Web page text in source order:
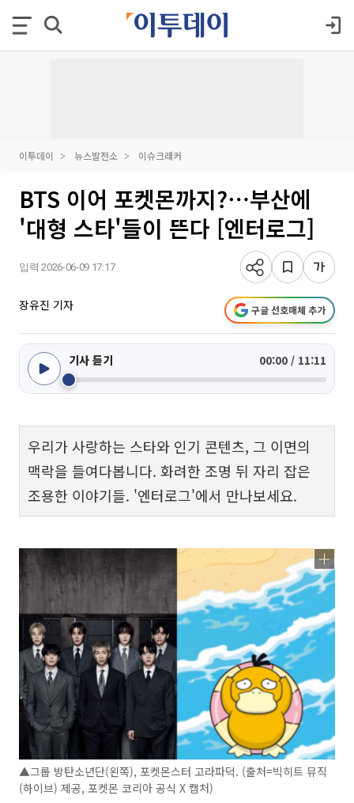
이투데이 뉴스발전소 이슈크래커
BTS 이어 포켓몬까지?⋯부산에
'대형 스타'들이 뜬다 [엔터로그]
입력 2026-06-09 17:17
장유진 기자 구글 선호매체 추가
기사 듣기 00:00 / 11:11
우리가 사랑하는 스타와 인기 콘텐츠, 그 이면의
맥락을 들여다봅니다. 화려한 조명 뒤 자리 잡은
조용한 이야기들. '엔터로그'에서 만나보세요.
▲그룹 방탄소년단(왼쪽), 포켓몬스터 고라파덕. (출처=빅히트 뮤직
(하이브) 제공, 포켓몬 코리아 공식 X 캡처)